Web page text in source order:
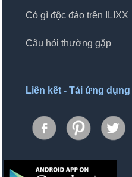
Có gì độc đáo trên ILIXX
Câu hỏi thường gặp
Liên kết - Tải ứng dụng